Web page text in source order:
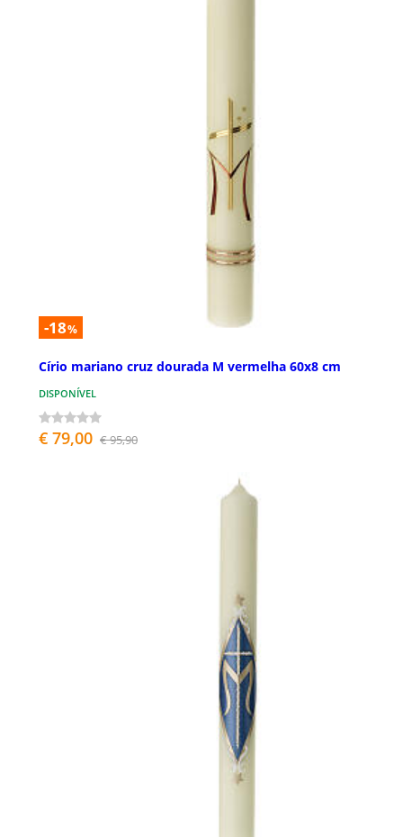
-18%
Círio mariano cruz dourada M vermelha 60x8 cm
DISPONÍVEL
€ 79,00 € 95,90